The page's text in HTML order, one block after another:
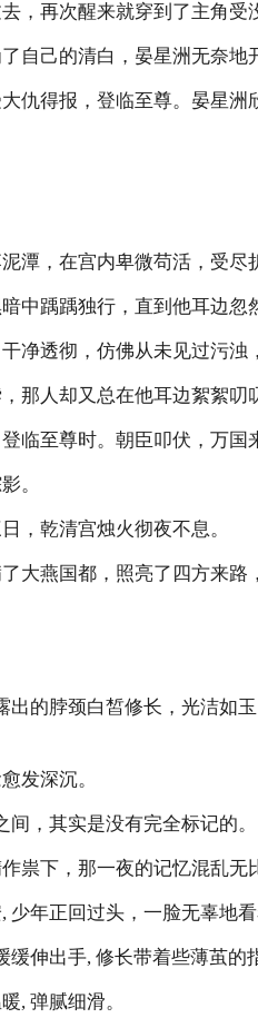
再次醒来就穿到了主角受
己的清白，晏星洲无奈地
得报，登临至尊。晏星洲
，在宫内卑微苟活，受尽
踽踽独行，直到他耳边忽
透彻，仿佛从未见过污浊
人却又总在他耳边絮絮叨
临至尊时。朝臣叩伏，万
。
乾清宫烛火彻夜不息。
燕国都，照亮了四方来路
的脖颈白皙修长，光洁如玉
发深沉。
，其实是没有完全标记的。
下，那一夜的记忆混乱无
年正回过头，一脸无辜地看
出手, 修长带着些薄茧的
弹腻细滑。